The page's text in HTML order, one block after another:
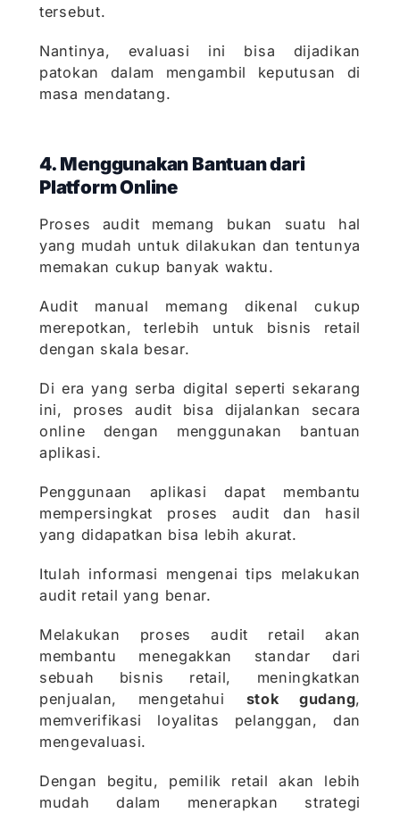
tersebut.
Nantinya, evaluasi ini bisa dijadikan
patokan dalam mengambil keputusan di
masa mendatang.
4. Menggunakan Bantuan dari
Platform Online
Proses audit memang bukan suatu hal
yang mudah untuk dilakukan dan tentunya
memakan cukup banyak waktu.
Audit manual memang dikenal cukup
merepotkan, terlebih untuk bisnis retail
dengan skala besar.
Di era yang serba digital seperti sekarang
ini, proses audit bisa dijalankan secara
online dengan menggunakan bantuan
aplikasi.
Penggunaan aplikasi dapat membantu
mempersingkat proses audit dan hasil
yang didapatkan bisa lebih akurat.
Itulah informasi mengenai tips melakukan
audit retail yang benar.
Melakukan proses audit retail akan
membantu menegakkan standar dari
sebuah bisnis retail, meningkatkan
penjualan, mengetahui stok gudang,
memverifikasi loyalitas pelanggan, dan
mengevaluasi.
Dengan begitu, pemilik retail akan lebih
mudah dalam menerapkan strategi